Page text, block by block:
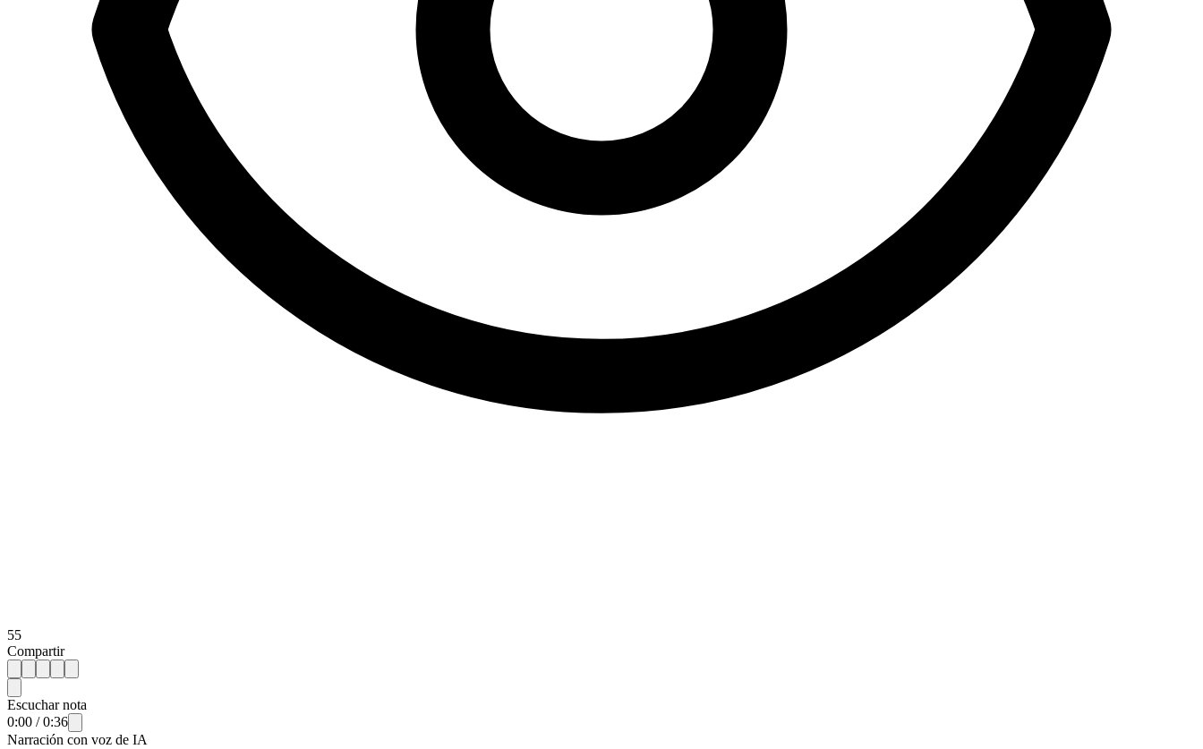
55
Compartir
Escuchar nota
0:00 /0:36
Narración con voz de IA